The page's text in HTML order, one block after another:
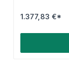
1.377,83 €*